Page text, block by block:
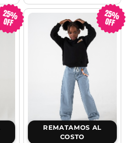
25%
OFF
25%
OFF
REMATAMOS AL
COSTO